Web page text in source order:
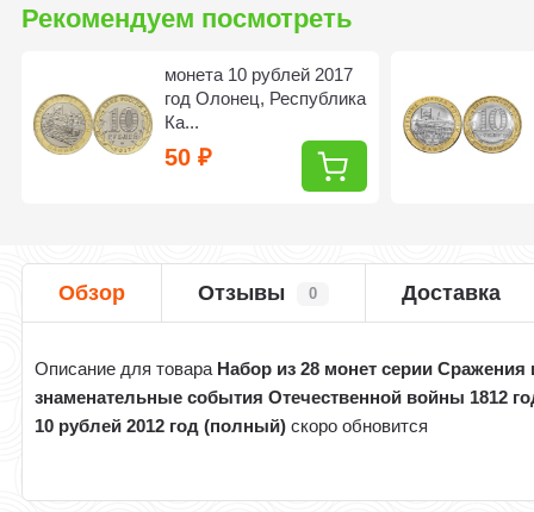
Рекомендуем посмотреть
монета 10 рублей 2017
год Олонец, Республика
Ка...
50₽
Обзор Отзывы 0 Доставка
Описание для товара Набор из 28 монет серии Сражения
знаменательные события Отечественной войны 1812
10 рублей 2012 год (полный) скоро обновится